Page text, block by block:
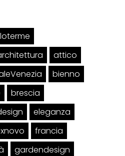
attico
bienno
brescia
eleganza
francia
gardendesign